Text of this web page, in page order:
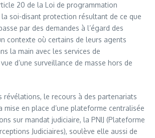
20 de la Loi de programmation
soi-disant protection résultant de ce que
par des demandes à l’égard des
contexte où certains de leurs agents
la main avec les services de
d’une surveillance de masse hors de
révélations, le recours à des partenariats
mise en place d’une plateforme centralisée
sur mandat judiciaire, la PNIJ (Plateforme
Judiciaires), soulève elle aussi de